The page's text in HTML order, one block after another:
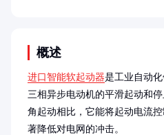
概述
进口智能软起动器是工业自动
三相异步电动机的平滑起动和
角起动相比，它能将起动电流
著降低对电网的冲击。